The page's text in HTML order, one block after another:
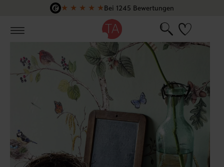
Zum Hauptinhalt springen
★ ★ ★ ★ ★Bei 1245 Bewertungen